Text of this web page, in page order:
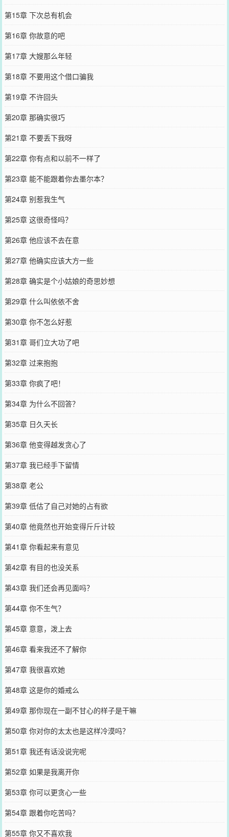
第15章 下次总有机会
第16章 你故意的吧
第17章 大嫂那么年轻
第18章 不要用这个借口骗我
第19章 不许回头
第20章 那确实很巧
第21章 不要丢下我呀
第22章 你有点和以前不一样了
第23章 能不能跟着你去墨尔本？
第24章 别惹我生气
第25章 这很奇怪吗？
第26章 他应该不去在意
第27章 他确实应该大方一些
第28章 确实是个小姑娘的奇思妙想
第29章 什么叫依依不舍
第30章 你不怎么好惹
第31章 哥们立大功了吧
第32章 过来抱抱
第33章 你疯了吧！
第34章 为什么不回答？
第35章 日久天长
第36章 他变得越发贪心了
第37章 我已经手下留情
第38章 老公
第39章 低估了自己对她的占有欲
第40章 他竟然也开始变得斤斤计较
第41章 你看起来有意见
第42章 有目的也没关系
第43章 我们还会再见面吗？
第44章 你不生气？
第45章 意意，泼上去
第46章 看来我还不了解你
第47章 我很喜欢她
第48章 这是你的婚戒么
第49章 那你现在一副不甘心的样子是干嘛
第50章 你对你的太太也是这样冷漠吗？
第51章 我还有话没说完呢
第52章 如果是我离开你
第53章 你可以更贪心一些
第54章 跟着你吃苦吗？
第55章 你又不喜欢我